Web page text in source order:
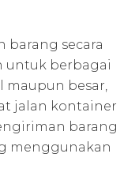
barang secara
untuk berbagai
maupun besar,
jalan kontainer
barang
menggunakan